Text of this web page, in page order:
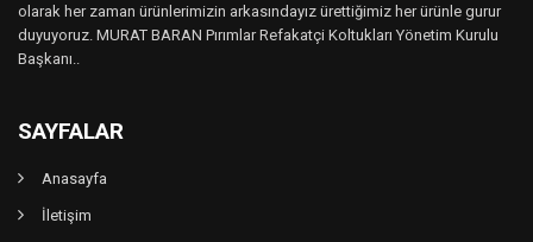
olarak her zaman ürünlerimizin arkasındayız ürettiğimiz her ürünle gurur
duyuyoruz. MURAT BARAN Pırımlar Refakatçi Koltukları Yönetim Kurulu
Başkanı..
SAYFALAR
Anasayfa
İletişim